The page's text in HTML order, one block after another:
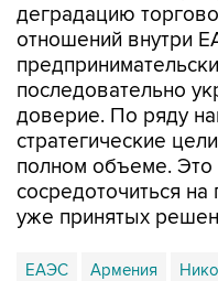
деградацию
отношений внутри
последовательно
доверие. По ряду
стратегические
полном объеме. Это
сосредоточиться
уже принятых
ЕАЭС Армения